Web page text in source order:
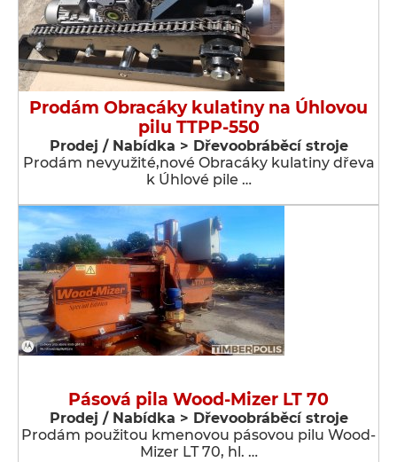
Prodám Obracáky kulatiny na Úhlovou
pilu TTPP-550
Prodej / Nabídka > Dřevoobráběcí stroje
Prodám nevyužité,nové Obracáky kulatiny dřeva
k Úhlové pile …
Pásová pila Wood-Mizer LT 70
Prodej / Nabídka > Dřevoobráběcí stroje
Prodám použitou kmenovou pásovou pilu Wood-
Mizer LT 70, hl. …